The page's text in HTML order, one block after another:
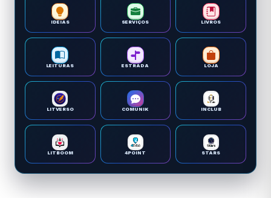
IDEIAS SERVIÇOS LIVROS
LEITURAS ESTRADA LOJA
LITVERSO COMUNIK INCLUB
LITBOOM 4POINT STARS